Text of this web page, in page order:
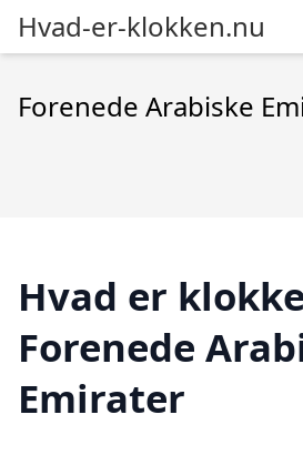
Hvad-er-klokken.nu
Forenede Arabiske
Hvad er
Forenede
Emirater